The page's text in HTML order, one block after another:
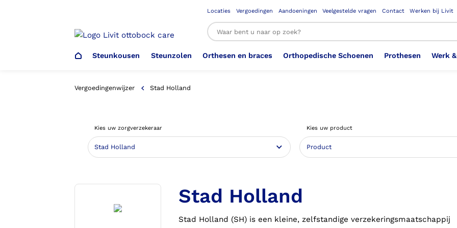
Locaties Vergoedingen Aandoeningen Veelgestelde vragen Contact Werken bij Livit
Steunkousen
Steunkousen (klasse 1)
Kousen (klasse 2)
Aantrekhulpen
Steunzolen
Steunzolen 3D geprinte steunzolen
Voetdrukmeting
Orthesen en braces
Arm Elleboog Been Knie
Heup Bekken Lies Hoofd Nek
Orthopedische Schoenen
Schoenencatalogus Orthopedische Schoenen OSA
Ambulo Badschoenen
Orthopedische Voorziening aan
Confectieschoen (OVAC)
Verbandschoen
Prothesen
Armprothese Bovenbeenprothese
Elleboogprothese Hand & Vinger prothese
Onderbeenprothese
Werk
Werkgever
Werknemer
Vergoedingenwijzer Stad Holland
Kies uw zorgverzekeraar Kies uw product
Stad Holland
Stad Holland (SH) is een kleine, zelfstandige verzekeringsmaatschappij